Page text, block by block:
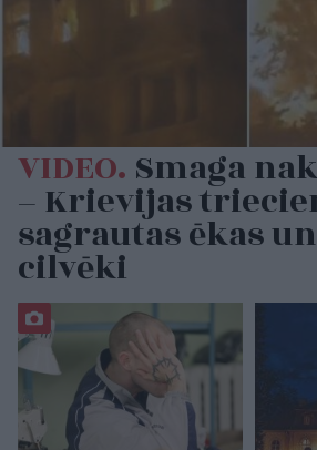
VIDEO. Smaga
– Krievijas
sagrautas ēkas
cilvēki